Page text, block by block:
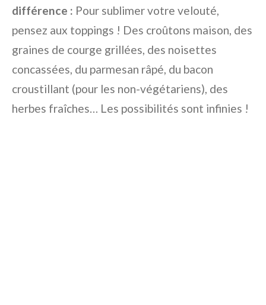
différence : Pour sublimer votre velouté,
pensez aux toppings ! Des croûtons maison, des
graines de courge grillées, des noisettes
concassées, du parmesan râpé, du bacon
croustillant (pour les non-végétariens), des
herbes fraîches… Les possibilités sont infinies !